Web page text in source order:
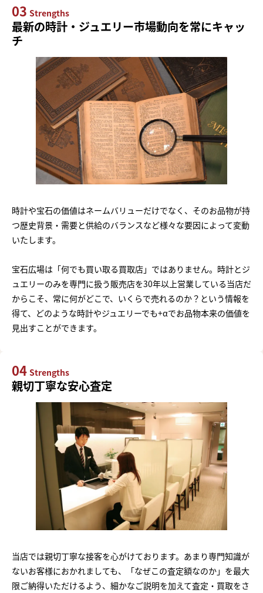
03 Strengths
最新の時計・ジュエリー市場動向を常にキャッ
チ
時計や宝石の価値はネームバリューだけでなく、そのお品物が持
つ歴史背景・需要と供給のバランスなど様々な要因によって変動
いたします。
宝石広場は「何でも買い取る買取店」ではありません。時計とジ
ュエリーのみを専門に扱う販売店を30年以上営業している当店だ
からこそ、常に何がどこで、いくらで売れるのか？という情報を
得て、どのような時計やジュエリーでも+αでお品物本来の価値を
見出すことができます。
04 Strengths
親切丁寧な安心査定
当店では親切丁寧な接客を心がけております。あまり専門知識が
ないお客様におかれましても、「なぜこの査定額なのか」を最大
限ご納得いただけるよう、細かなご説明を加えて査定・買取をさ